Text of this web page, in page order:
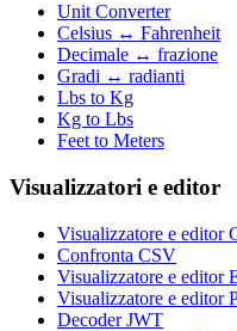
Unit Converter
Celsius ↔ Fahrenheit
Decimale ↔ frazione
Gradi ↔ radianti
Lbs to Kg
Kg to Lbs
Feet to Meters
Visualizzatori e editor
Visualizzatore e editor
Confronta CSV
Visualizzatore e editor
Visualizzatore e editor
Decoder JWT